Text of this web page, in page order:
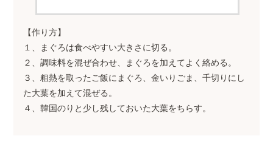
【作り方】
１、まぐろは食べやすい大きさに切る。
２、調味料を混ぜ合わせ、まぐろを加えてよく絡める。
３、粗熱を取ったご飯にまぐろ、金いりごま、千切りにし
た大葉を加えて混ぜる。
４、韓国のりと少し残しておいた大葉をちらす。